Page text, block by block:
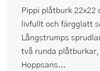
Pippi plåtburk
livfullt och färgglatt
Långstrumps
två runda
Hoppsans...